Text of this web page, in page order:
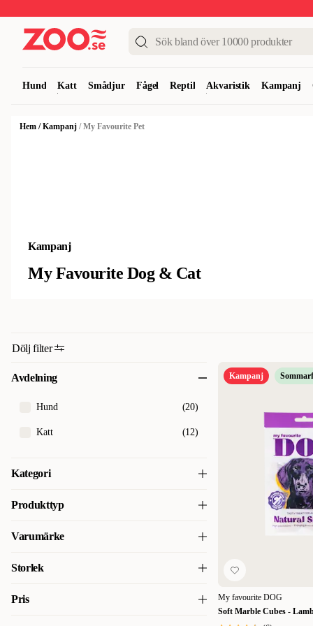
Hund Katt Smådjur Fågel Reptil Akvaristik Kampanj
Hem /Kampanj /My Favourite Pet
Kampanj
My Favourite Dog & Cat
Dölj filter
Avdelning
Hund (20)
Katt (12)
Kategori
Hundgodis
Produkttyp
Träningsgodis & belöningsgodis
Varumärke
My favourite DOG
Storlek
Pris
Kampanj
My favourite DOG
Soft Marble Cubes -